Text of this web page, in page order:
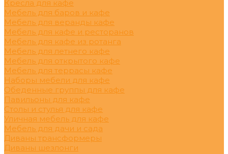
Кресла для кафе
Мебель для баров и кафе
Мебель для веранды кафе
Мебель для кафе и ресторанов
Мебель для кафе из ротанга
Мебель для летнего кафе
Мебель для открытого кафе
Мебель для террасы кафе
Наборы мебели для кафе
Обеденные группы для кафе
Павильоны для кафе
Столы и стулья для кафе
Уличная мебель для кафе
Мебель для дачи и сада
Диваны трансформеры
Диваны шезлонги